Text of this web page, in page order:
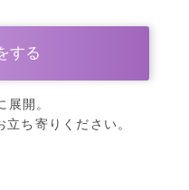
する
展開。
ち寄りください。